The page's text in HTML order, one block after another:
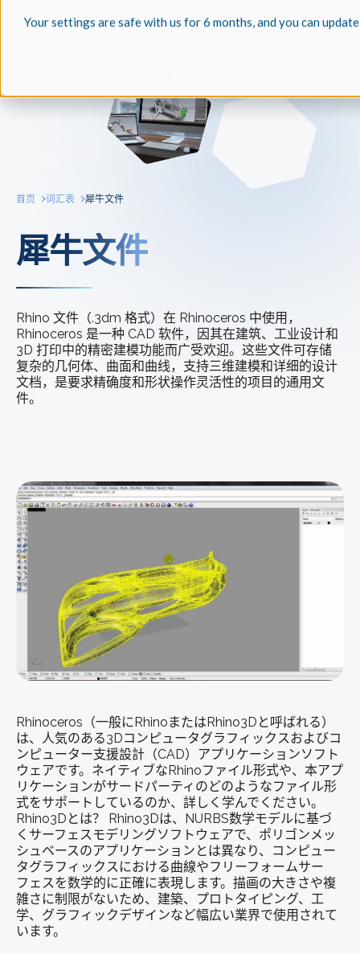
Your settings are safe with us for 6 months, and you can
首页 词汇表 犀牛文件
犀牛文件
Rhino 文件（.3dm 格式）在 Rhinoceros 中使用，
Rhinoceros 是一种 CAD 软件，因其在建筑、工业设计和
3D 打印中的精密建模功能而广受欢迎。这些文件可存储
复杂的几何体、曲面和曲线，支持三维建模和详细的设计
文档，是要求精确度和形状操作灵活性的项目的通用文
件。
Rhinoceros（一般にRhinoまたはRhino3Dと呼ばれる）
は、人気のある3Dコンピュータグラフィックスおよびコ
ンピューター支援設計（CAD）アプリケーションソフト
ウェアです。ネイティブなRhinoファイル形式や、本アプ
リケーションがサードパーティのどのようなファイル形
式をサポートしているのか、詳しく学んでください。
Rhino3Dとは？ Rhino3Dは、NURBS数学モデルに基づ
くサーフェスモデリングソフトウェアで、ポリゴンメッ
シュベースのアプリケーションとは異なり、コンピュー
タグラフィックスにおける曲線やフリーフォームサー
フェスを数学的に正確に表現します。描画の大きさや複
雑さに制限がないため、建築、プロトタイピング、工
学、グラフィックデザインなど幅広い業界で使用されて
います。